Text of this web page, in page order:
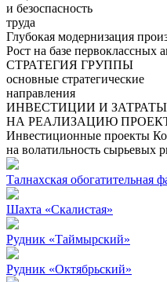
и безоспасность
труда
Глубокая модернизация
Рост на базе первоклассных
СТРАТЕГИЯ ГРУППЫ
основные стратегические
направления
ИНВЕСТИЦИИ И ЗАТРАТЫ
НА РЕАЛИЗАЦИЮ
Инвестиционные проекты
на волатильность сырьевых
Талнахская обогатительная
Шахта «Скалистая»
Рудник «Таймырский»
Рудник «Октябрьский»